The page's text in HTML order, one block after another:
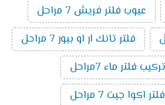
عيوب فلتر فريش 7 مراحل
فلتر تانك ار او بيور 7 مراحل
فلتر ماء 7مراحل
اكوا جيت 7 مراحل